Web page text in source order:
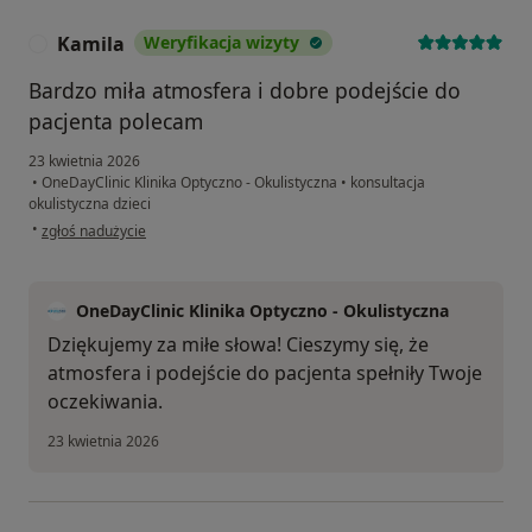
Kamila Weryfikacja wizyty
Bardzo miła atmosfera i dobre podejście do
pacjenta polecam
23 kwietnia 2026
• OneDayClinic Klinika Optyczno - Okulistyczna • konsultacja
okulistyczna dzieci
• w opinii użytkownika Kamila
zgłoś nadużycie
OneDayClinic Klinika Optyczno - Okulistyczna
Dziękujemy za miłe słowa! Cieszymy się, że
atmosfera i podejście do pacjenta spełniły Twoje
oczekiwania.
23 kwietnia 2026